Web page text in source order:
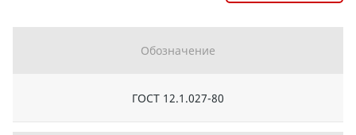
Обозначение
ГОСТ 12.1.027-80